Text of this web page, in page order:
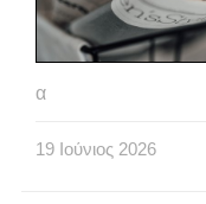
α
19 Ιούνιος 2026